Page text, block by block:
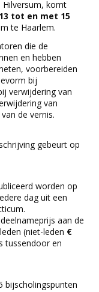
Hilversum, komt
13 tot en met 15
te Haarlem.
die de
en hebben
voorbereiden
bij
verwijdering van
van
de vernis.
gebeurt op
worden op
dag uit een
aan de
(niet-leden €
tussendoor en
bijscholingspunten